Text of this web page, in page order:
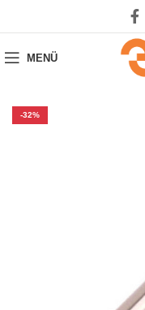
MENÜ
-32%